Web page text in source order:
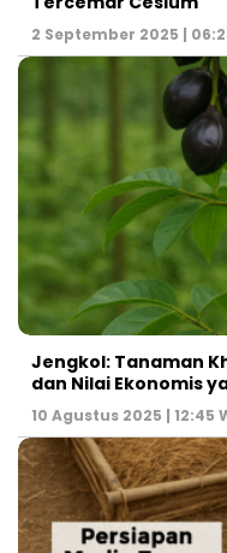
2 September 2025 |
Jengkol: Tanaman
dan Nilai Ekonomis
10 Agustus 2025 | 12:45